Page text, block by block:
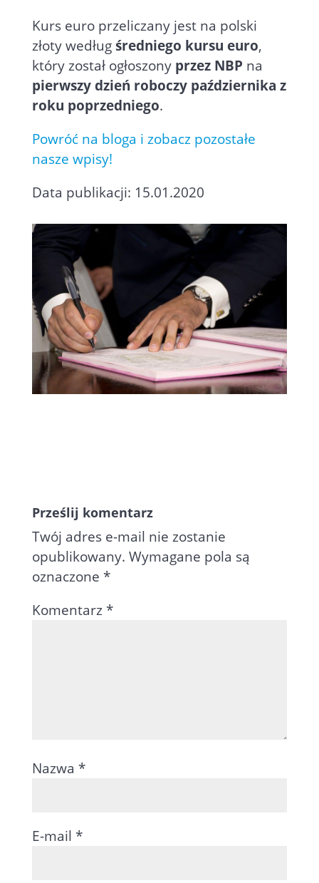
Kurs euro przeliczany jest na polski
złoty wedługśredniego kursu euro,
który został ogłoszony przez NBP na
pierwszy dzień roboczy października z
roku poprzedniego.
Powróć na bloga i zobacz pozostałe
nasze wpisy!
Data publikacji: 15.01.2020
Prześlij komentarz
Twój adres e-mail nie zostanie
opublikowany. Wymagane pola są
oznaczone *
Komentarz *
Nazwa *
E-mail *